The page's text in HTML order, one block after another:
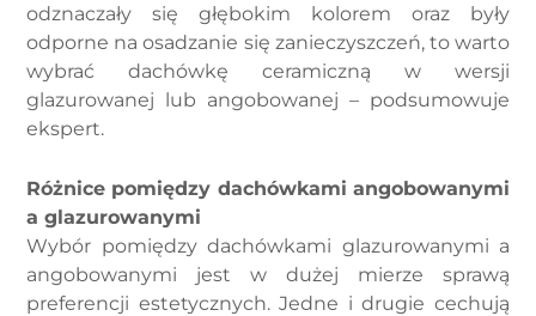
odznaczały się głębokim kolorem oraz były
odporne na osadzanie się zanieczyszczeń, to warto
wybrać dachówkę ceramiczną w wersji
glazurowanej lub angobowanej – podsumowuje
ekspert.
Różnice pomiędzy dachówkami angobowanymi
a glazurowanymi
Wybór pomiędzy dachówkami glazurowanymi a
angobowanymi jest w dużej mierze sprawą
preferencji estetycznych. Jedne i drugie cechują